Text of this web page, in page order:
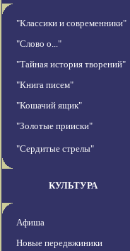
"Классики и современники"
"Слово о..."
"Тайная история творений"
"Книга писем"
"Кошачий ящик"
"Золотые прииски"
"Сердитые стрелы"
КУЛЬТУРА
Афиша
Новые передвжиники